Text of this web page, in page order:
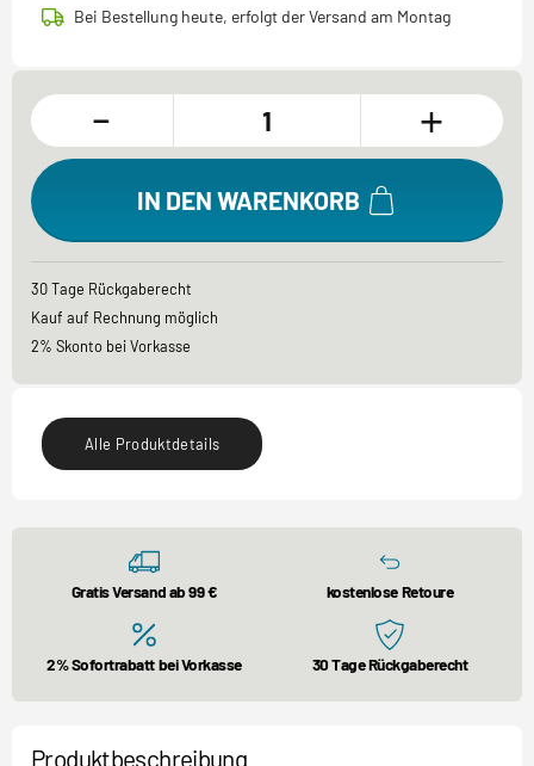
Bei Bestellung heute, erfolgt der Versand am Montag
- +
IN DEN WARENKORB
30 Tage Rückgaberecht
Kauf auf Rechnung möglich
2% Skonto bei Vorkasse
Alle Produktdetails
Gratis Versand ab 99 € kostenlose Retoure
2% Sofortrabatt bei Vorkasse 30 Tage Rückgaberecht
Produktbeschreibung